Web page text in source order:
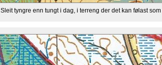
Sleit tyngre enn tungt i dag, i terreng der det kan følast